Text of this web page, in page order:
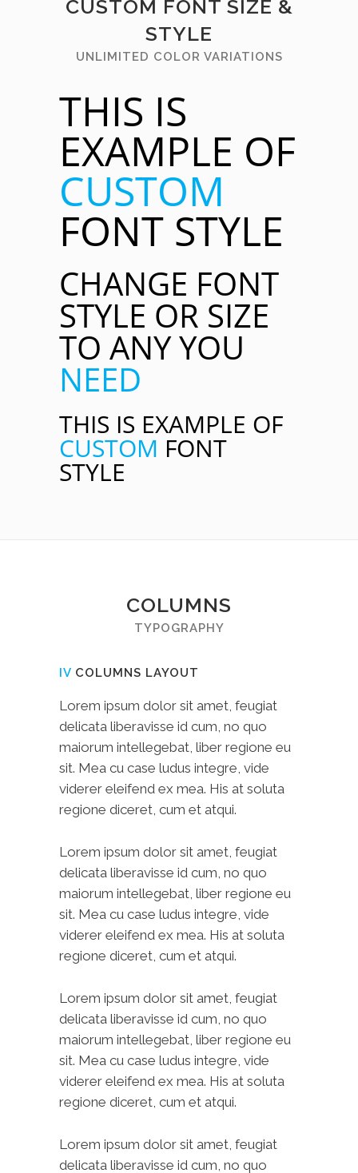
CUSTOM FONT SIZE &
STYLE
UNLIMITED COLOR VARIATIONS
THIS IS
EXAMPLE OF
CUSTOM
FONT STYLE
CHANGE FONT
STYLE OR SIZE
TO ANY YOU
NEED
THIS IS EXAMPLE OF
CUSTOM FONT
STYLE
COLUMNS
TYPOGRAPHY
IV COLUMNS LAYOUT
Lorem ipsum dolor sit amet, feugiat
delicata liberavisse id cum, no quo
maiorum intellegebat, liber regione eu
sit. Mea cu case ludus integre, vide
viderer eleifend ex mea. His at soluta
regione diceret, cum et atqui.
Lorem ipsum dolor sit amet, feugiat
delicata liberavisse id cum, no quo
maiorum intellegebat, liber regione eu
sit. Mea cu case ludus integre, vide
viderer eleifend ex mea. His at soluta
regione diceret, cum et atqui.
Lorem ipsum dolor sit amet, feugiat
delicata liberavisse id cum, no quo
maiorum intellegebat, liber regione eu
sit. Mea cu case ludus integre, vide
viderer eleifend ex mea. His at soluta
regione diceret, cum et atqui.
Lorem ipsum dolor sit amet, feugiat
delicata liberavisse id cum, no quo